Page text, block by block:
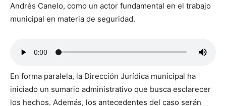
Andrés Canelo, como un actor fundamental en el trabajo
municipal en materia de seguridad.
En forma paralela, la Dirección Jurídica municipal ha
iniciado un sumario administrativo que busca esclarecer
los hechos. Además, los antecedentes del caso serán